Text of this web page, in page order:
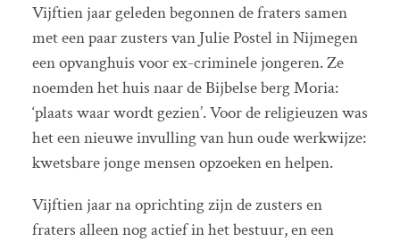
Vijftien jaar geleden begonnen de fraters samen
met een paar zusters van Julie Postel in Nijmegen
een opvanghuis voor ex-criminele jongeren. Ze
noemden het huis naar de Bijbelse berg Moria:
‘plaats waar wordt gezien’. Voor de religieuzen was
het een nieuwe invulling van hun oude werkwijze:
kwetsbare jonge mensen opzoeken en helpen.
Vijftien jaar na oprichting zijn de zusters en
fraters alleen nog actief in het bestuur, en een